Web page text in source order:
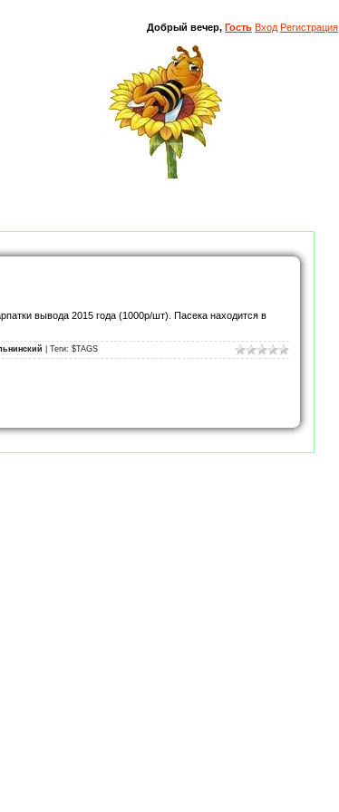
Добрый вечер, Гость Вход Регистрация
вывода 2015 года (1000р/шт). Пасека находится в
| Теги: $TAGS